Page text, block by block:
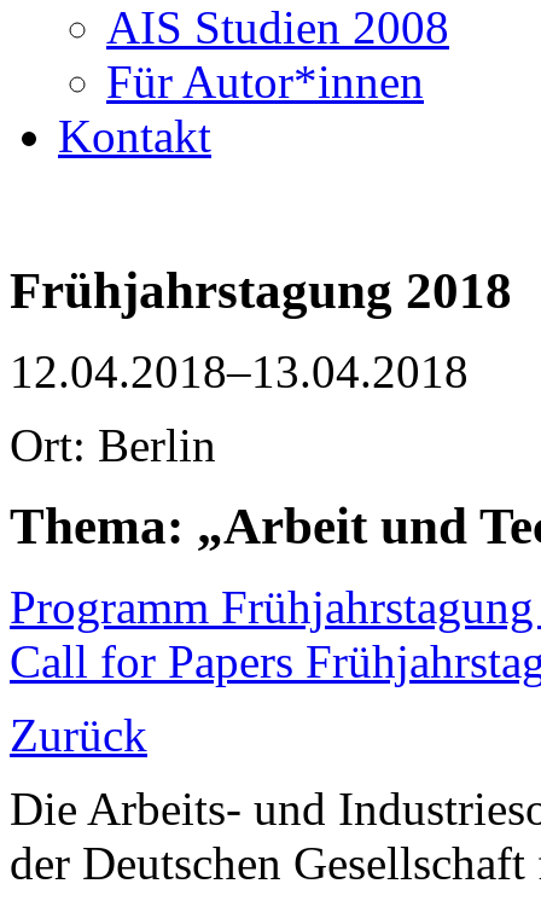
AIS Studien 2008
Für Autor*innen
Kontakt
Frühjahrstagung 2018
12.04.2018–13.04.2018
Ort: Berlin
Thema: „Arbeit und
Programm
Call for Papers
Zurück
Die Arbeits- und
der Deutschen